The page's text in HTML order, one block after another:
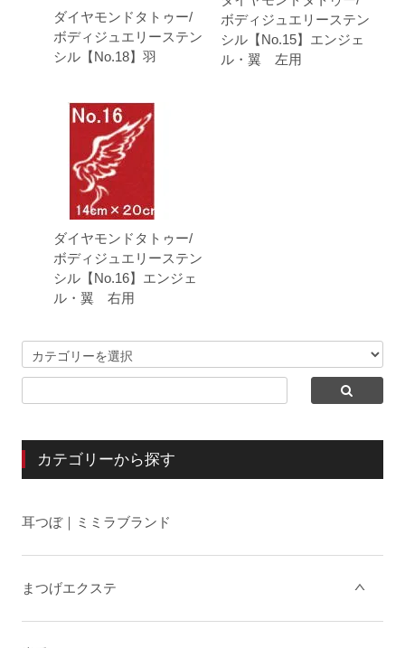
ダイヤモンドタトゥー/
ボディジュエリーステン
シル【No.18】羽
ボディジュエリーステン
シル【No.15】エンジェ
ル・翼 左用
ダイヤモンドタトゥー/
ボディジュエリーステン
シル【No.16】エンジェ
ル・翼 右用
カテゴリーから探す
耳つぼ｜ミミラブランド
まつげエクステ